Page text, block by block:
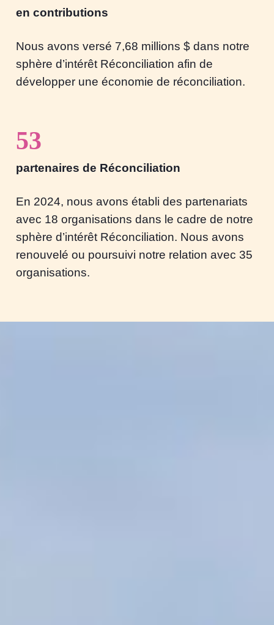
en contributions
Nous avons versé 7,68 millions $ dans notre
sphère d’intérêt Réconciliation afin de
développer une économie de réconciliation.
53
partenaires de Réconciliation
En 2024, nous avons établi des partenariats
avec 18 organisations dans le cadre de notre
sphère d’intérêt Réconciliation. Nous avons
renouvelé ou poursuivi notre relation avec 35
organisations.